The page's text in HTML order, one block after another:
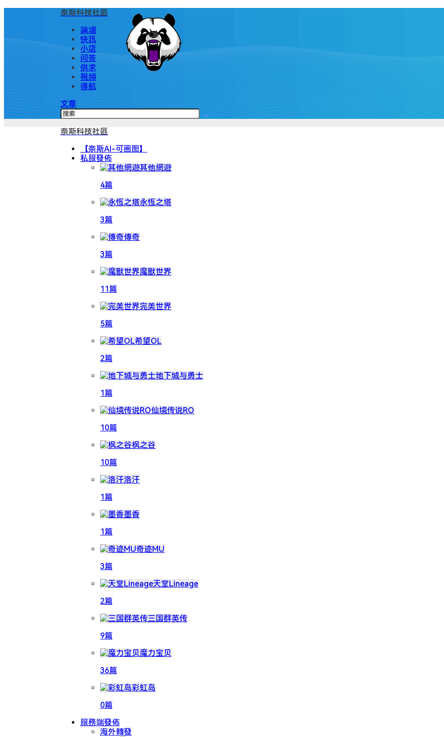
奈斯科技社區
論壇
快訊
小店
问答
供求
視頻
導航
文章
奈斯科技社區
【奈斯AI-可画图】
私服發佈
其他網遊
4篇
永恆之塔
3篇
傳奇
3篇
魔獸世界
11篇
完美世界
5篇
希望OL
2篇
地下城与勇士
1篇
仙境传说RO
10篇
枫之谷
10篇
洛汗
1篇
墨香
1篇
奇迹MU
3篇
天堂Lineage
2篇
三国群英传
9篇
魔力宝贝
36篇
彩虹岛
0篇
服務端發佈
海外轉發